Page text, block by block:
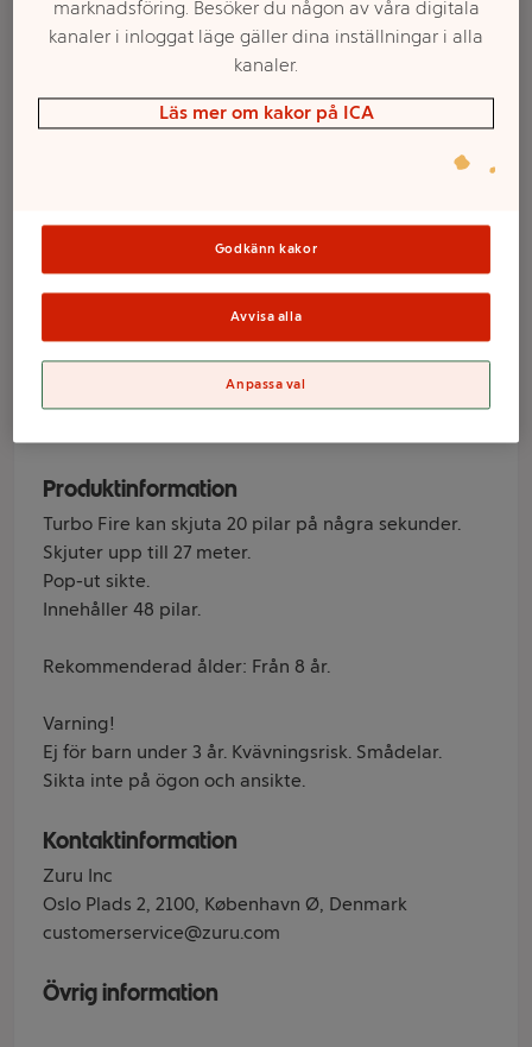
XSHOT Turbo Fire
Produktinformation
Turbo Fire kan skjuta 20 pilar på några sekunder.
Skjuter upp till 27 meter.
Pop-ut sikte.
Innehåller 48 pilar.
Rekommenderad ålder: Från 8 år.
Varning!
Ej för barn under 3 år. Kvävningsrisk. Smådelar.
Sikta inte på ögon och ansikte.
Kontaktinformation
Zuru Inc
Oslo Plads 2, 2100, København Ø, Denmark
customerservice@zuru.com
Övrig information
marknadsföring. Besöker du någon av våra digitala
kanaler i inloggat läge gäller dina inställningar i alla
kanaler.
Läs mer om kakor på ICA
Godkänn kakor
Avvisa alla
Anpassa val